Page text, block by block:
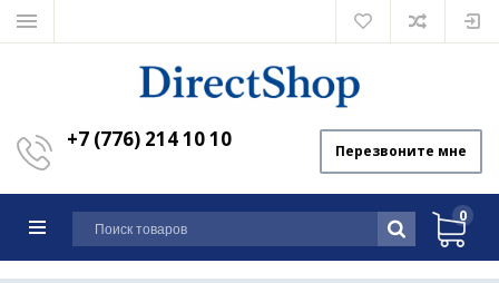
+7 (776) 214 10 10 Перезвоните мне
0